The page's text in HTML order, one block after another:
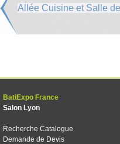
Allée Cuisine et Salle
BatiExpo France
Salon Lyon
Recherche Catalogue
Demande de Devis